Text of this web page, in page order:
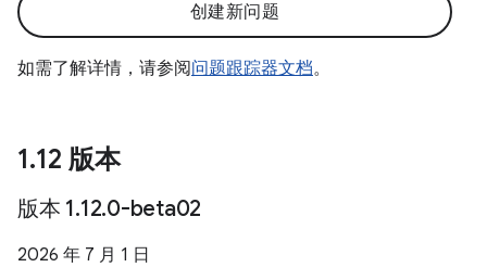
创建新问题
如需了解详情，请参阅问题跟踪器文档。
1.12 版本
版本 1.12.0-beta02
2026 年 7 月 1 日